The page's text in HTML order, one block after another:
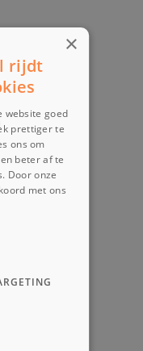
×
rijdt
website goed
prettiger te
ons om
beter af te
Door onze
met ons